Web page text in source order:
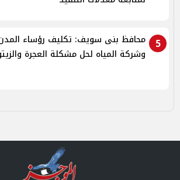
5
محافظ بنى سويف: تكليف رؤساء
وشركة المياه لحل مشكلة العجرة